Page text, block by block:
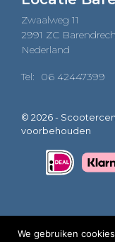
Zwaalweg 11
2991 ZC
Nederland
Tel: 06 42447399
© 2026 -
voorbehouden
We gebruiken